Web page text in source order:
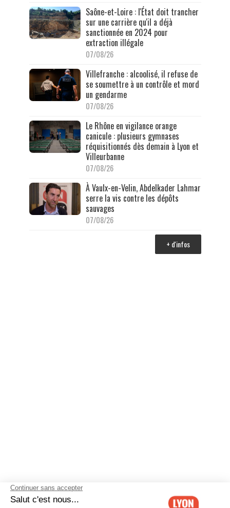
Saône-et-Loire : l'État doit trancher
sur une carrière qu'il a déjà
sanctionnée en 2024 pour
extraction illégale
07/08/26
Villefranche : alcoolisé, il refuse de
se soumettre à un contrôle et mord
un gendarme
07/08/26
Le Rhône en vigilance orange
canicule : plusieurs gymnases
réquisitionnés dès demain à Lyon et
Villeurbanne
07/08/26
À Vaulx-en-Velin, Abdelkader Lahmar
serre la vis contre les dépôts
sauvages
07/08/26
+ d'infos